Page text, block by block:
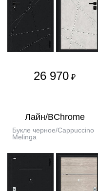
26 970 ₽
Лайн/BChrome
Букле черное/Cappuccino
Melinga